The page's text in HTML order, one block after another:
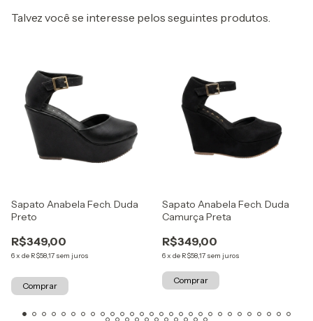
Talvez você se interesse pelos seguintes produtos.
Sapato Anabela Fech. Duda
Preto
R$349,00
6x de R$58,17 sem juros
Comprar
Sapato Anabela Fech. Duda
Camurça Preta
R$349,00
6x de R$58,17 sem juros
Comprar